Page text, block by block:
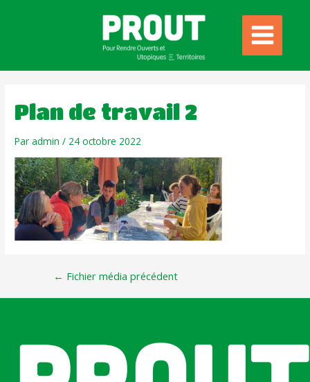
Plan de travail 2
Paradmin/ 24 octobre 2022
← Fichier média précédent